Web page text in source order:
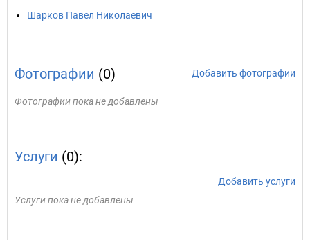
Шарков Павел Николаевич
Фотографии (0) Добавить фотографии
Фотографии пока не добавлены
Услуги (0):
Добавить услуги
Услуги пока не добавлены